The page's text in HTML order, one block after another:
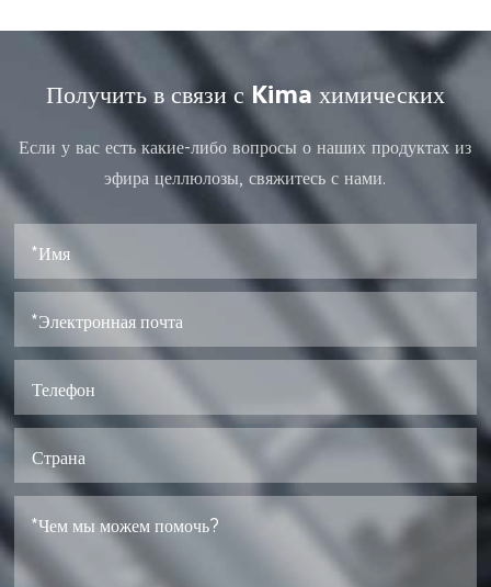
Получить в связи с Kima химических
Если у вас есть какие-либо вопросы о наших продуктах из
эфира целлюлозы, свяжитесь с нами.